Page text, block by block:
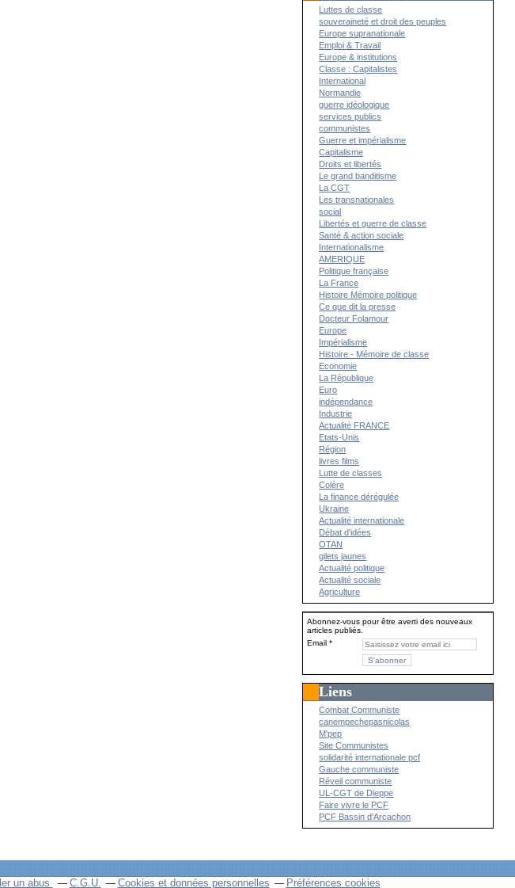
Luttes de classe
souveraineté et droit des peuples
Europe supranationale
Emploi & Travail
Europe & institutions
Classe : Capitalistes
International
Normandie
guerre idéologique
services publics
communistes
Guerre et impérialisme
Capitalisme
Droits et libertés
Le grand banditisme
La CGT
Les transnationales
social
Libertés et guerre de classe
Santé & action sociale
Internationalisme
AMERIQUE
Politique française
La France
Histoire Mémoire politique
Ce que dit la presse
Docteur Folamour
Europe
Impérialisme
Histoire - Mémoire de classe
Economie
La République
Euro
indépendance
Industrie
Actualité FRANCE
Etats-Unis
Région
livres films
Lutte de classes
Colère
La finance dérégulée
Ukraine
Actualité internationale
Débat d'idées
OTAN
gilets jaunes
Actualité politique
Actualité sociale
Agriculture
Abonnez-vous pour être averti des nouveaux
articles publiés.
Email
Liens
Combat Communiste
canempechepasnicolas
M'pep
Site Communistes
solidarité internationale pcf
Gauche communiste
Réveil communiste
UL-CGT de Dieppe
Faire vivre le PCF
PCF Bassin d'Arcachon
un abus C.G.U. Cookies et données personnelles Préférences cookies